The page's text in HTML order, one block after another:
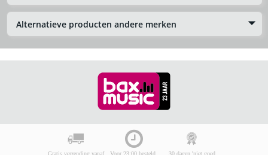
Alternatieve producten andere merken
Gratis verzending vanaf Voor 23:00 besteld, 30 dagen 'niet goed